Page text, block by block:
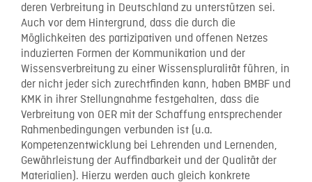
deren Verbreitung in Deutschland zu unterstützen sei.
Auch vor dem Hintergrund, dass die durch die
Möglichkeiten des partizipativen und offenen Netzes
induzierten Formen der Kommunikation und der
Wissensverbreitung zu einer Wissenspluralität führen, in
der nicht jeder sich zurechtfinden kann, haben BMBF und
KMK in ihrer Stellungnahme festgehalten, dass die
Verbreitung von OER mit der Schaffung entsprechender
Rahmenbedingungen verbunden ist (u.a.
Kompetenzentwicklung bei Lehrenden und Lernenden,
Gewährleistung der Auffindbarkeit und der Qualität der
Materialien). Hierzu werden auch gleich konkrete